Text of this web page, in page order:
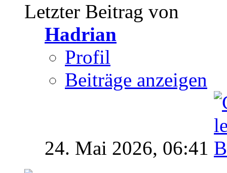
Letzter Beitrag von
Hadrian
Profil
Beiträge anzeigen
24. Mai 2026, 06:41